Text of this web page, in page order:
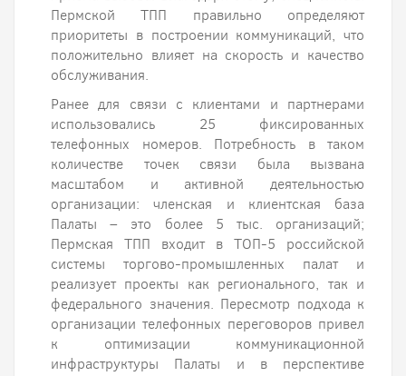
Пермской ТПП правильно определяют
приоритеты в построении коммуникаций, что
положительно влияет на скорость и качество
обслуживания.
Ранее для связи с клиентами и партнерами
использовались 25 фиксированных
телефонных номеров. Потребность в таком
количестве точек связи была вызвана
масштабом и активной деятельностью
организации: членская и клиентская база
Палаты – это более 5 тыс. организаций;
Пермская ТПП входит в ТОП-5 российской
системы торгово-промышленных палат и
реализует проекты как регионального, так и
федерального значения. Пересмотр подхода к
организации телефонных переговоров привел
к оптимизации коммуникационной
инфраструктуры Палаты и в перспективе